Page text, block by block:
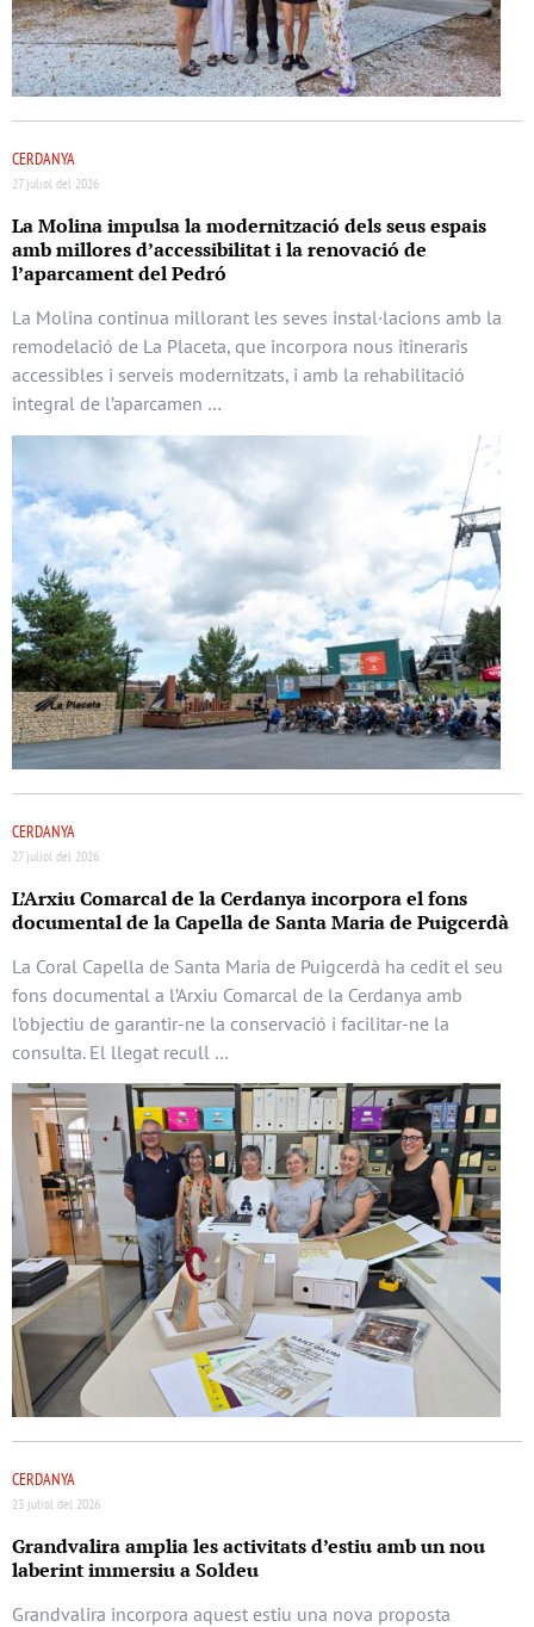
CERDANYA
27 juliol del 2026
La Molina impulsa la modernització dels seus espais
amb millores d’accessibilitat i la renovació de
l’aparcament del Pedró
La Molina continua millorant les seves instal·lacions amb la
remodelació de La Placeta, que incorpora nous itineraris
accessibles i serveis modernitzats, i amb la rehabilitació
integral de l’aparcamen …
CERDANYA
27 juliol del 2026
L’Arxiu Comarcal de la Cerdanya incorpora el fons
documental de la Capella de Santa Maria de Puigcerdà
La Coral Capella de Santa Maria de Puigcerdà ha cedit el seu
fons documental a l’Arxiu Comarcal de la Cerdanya amb
l’objectiu de garantir-ne la conservació i facilitar-ne la
consulta. El llegat recull …
CERDANYA
23 juliol del 2026
Grandvalira amplia les activitats d’estiu amb un nou
laberint immersiu a Soldeu
Grandvalira incorpora aquest estiu una nova proposta